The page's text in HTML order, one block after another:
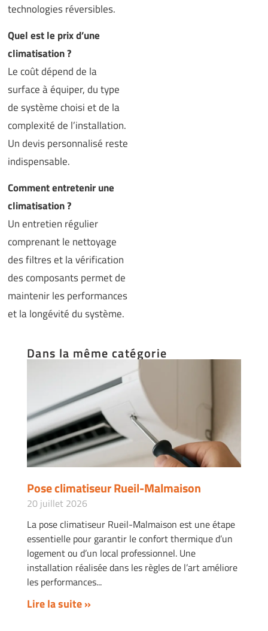
technologies réversibles.
Quel est le prix d’une
climatisation ?
Le coût dépend de la
surface à équiper, du type
de système choisi et de la
complexité de l’installation.
Un devis personnalisé reste
indispensable.
Comment entretenir une
climatisation ?
Un entretien régulier
comprenant le nettoyage
des filtres et la vérification
des composants permet de
maintenir les performances
et la longévité du système.
Dans la même catégorie
Pose climatiseur Rueil-Malmaison
20 juillet 2026
La pose climatiseur Rueil-Malmaison est une étape
essentielle pour garantir le confort thermique d’un
logement ou d’un local professionnel. Une
installation réalisée dans les règles de l’art améliore
les performances
Lire la suite »